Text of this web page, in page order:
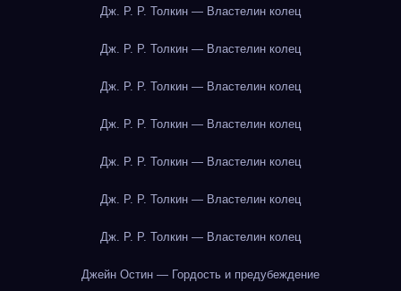
Дж. Р. Р. Толкин — Властелин колец
Дж. Р. Р. Толкин — Властелин колец
Дж. Р. Р. Толкин — Властелин колец
Дж. Р. Р. Толкин — Властелин колец
Дж. Р. Р. Толкин — Властелин колец
Дж. Р. Р. Толкин — Властелин колец
Дж. Р. Р. Толкин — Властелин колец
Джейн Остин — Гордость и предубеждение